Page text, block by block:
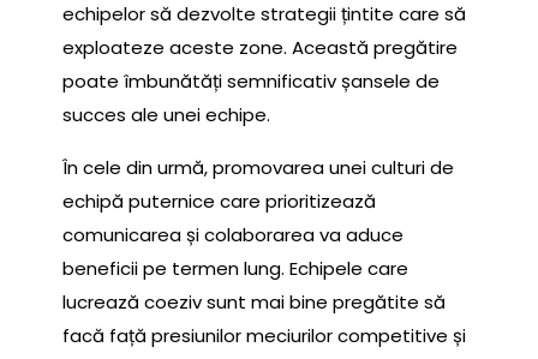
echipelor să dezvolte strategii țintite care să
exploateze aceste zone. Această pregătire
poate îmbunătăți semnificativ șansele de
succes ale unei echipe.
În cele din urmă, promovarea unei culturi de
echipă puternice care prioritizează
comunicarea și colaborarea va aduce
beneficii pe termen lung. Echipele care
lucrează coeziv sunt mai bine pregătite să
facă față presiunilor meciurilor competitive și